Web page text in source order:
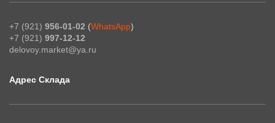
+7 (921) 956-01-02 (WhatsApp)
+7 (921) 997-12-12
delovoy.market@ya.ru
Адрес Склада